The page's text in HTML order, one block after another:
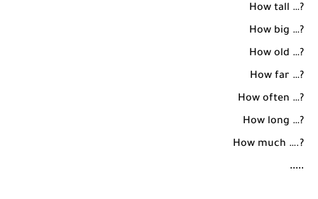
How tall …?
How big …?
How old …?
How far …?
How often …?
How long …?
How much ….?
.....